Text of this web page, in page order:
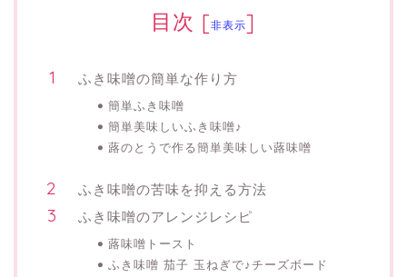
目次 [非表示]
ふき味噌の簡単な作り方
簡単ふき味噌
簡単美味しいふき味噌♪
蕗のとうで作る簡単美味しい蕗味噌
ふき味噌の苦味を抑える方法
ふき味噌のアレンジレシピ
蕗味噌トースト
ふき味噌 茄子 玉ねぎで♪チーズボード